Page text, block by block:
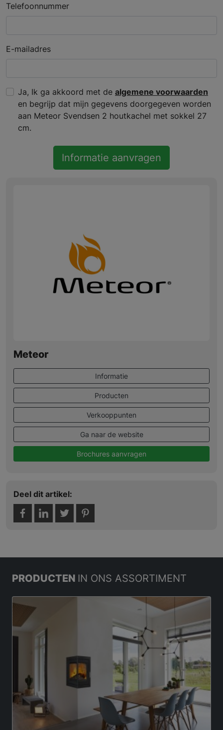
Telefoonnummer
E-mailadres
Ja, Ik ga akkoord met de algemene voorwaarden
en begrijp dat mijn gegevens doorgegeven worden
aan Meteor Svendsen 2 houtkachel met sokkel 27
cm.
Informatie aanvragen
Meteor
Informatie
Producten
Verkooppunten
Ga naar de website
Brochures aanvragen
Deel dit artikel:
PRODUCTEN IN ONS ASSORTIMENT